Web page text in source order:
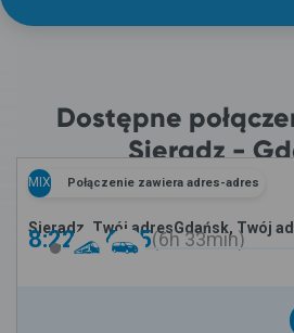
Dostępne
Sieradz -
MIX Połączenie zawiera adres-adres
Sieradz, Twój adresGdańsk, Twój
8:22 -14:55 6h33min